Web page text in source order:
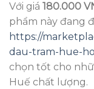
Với giá 180.000
phẩm này đang
https://
dau-tram-hue-
chọn tốt cho
Huế chất lượng.